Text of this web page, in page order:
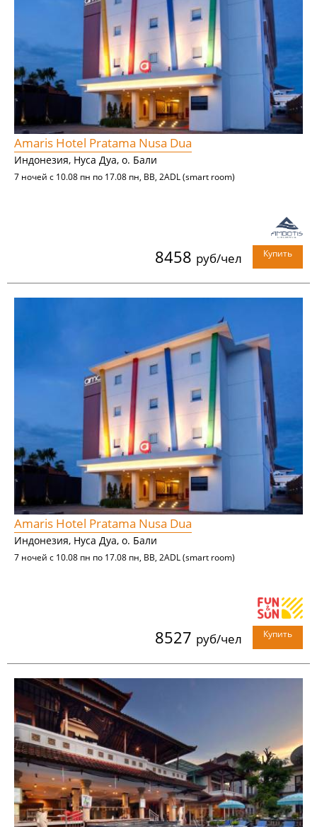
Amaris Hotel Pratama Nusa Dua
Индонезия, Нуса Дуа, о. Бали
7 ночей с 10.08 пн по 17.08 пн, BB, 2ADL (smart room)
8458 руб/чел Купить
Amaris Hotel Pratama Nusa Dua
Индонезия, Нуса Дуа, о. Бали
7 ночей с 10.08 пн по 17.08 пн, BB, 2ADL (smart room)
8527 руб/чел Купить